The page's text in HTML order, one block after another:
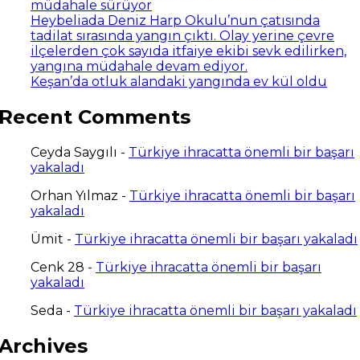
müdahale sürüyor
Heybeliada Deniz Harp Okulu’nun çatısında
tadilat sırasında yangın çıktı. Olay yerine çevre
ilçelerden çok sayıda itfaiye ekibi sevk edilirken,
yangına müdahale devam ediyor.
Keşan’da otluk alandaki yangında ev kül oldu
Comments
Ceyda Saygılı - Türkiye ihracatta önemli bir başarı
yakaladı
Orhan Yılmaz - Türkiye ihracatta önemli bir başarı
yakaladı
Ümit - Türkiye ihracatta önemli bir başarı yakaladı
Cenk 28 - Türkiye ihracatta önemli bir başarı
yakaladı
Seda - Türkiye ihracatta önemli bir başarı yakaladı